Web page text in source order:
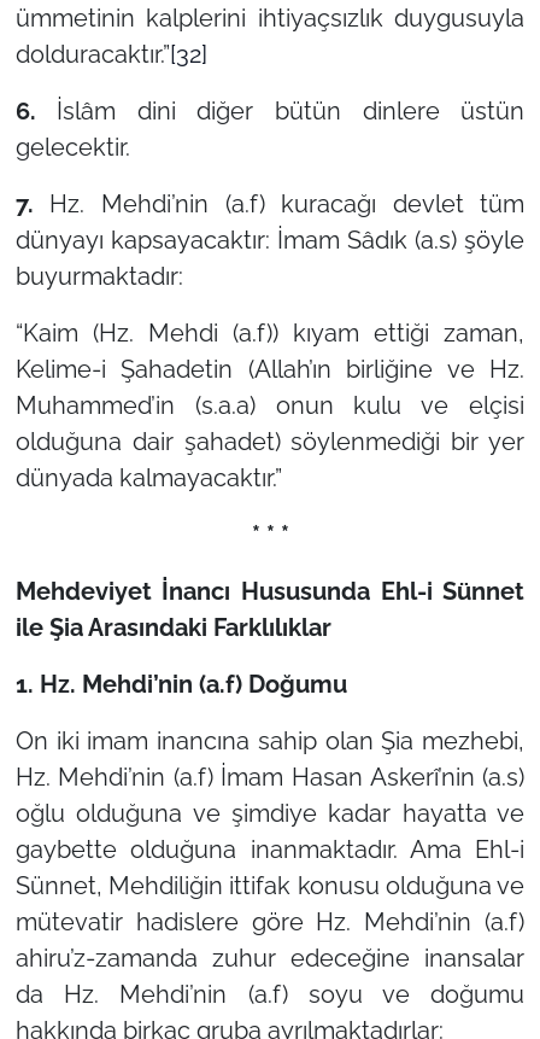
ümmetinin kalplerini ihtiyaçsızlık duygusuyla
dolduracaktır.”[32]
6. İslâm dini diğer bütün dinlere üstün
gelecektir.
7. Hz. Mehdi’nin (a.f) kuracağı devlet tüm
dünyayı kapsayacaktır: İmam Sâdık (a.s) şöyle
buyurmaktadır:
“Kaim (Hz. Mehdi (a.f)) kıyam ettiği zaman,
Kelime-i Şahadetin (Allah’ın birliğine ve Hz.
Muhammed’in (s.a.a) onun kulu ve elçisi
olduğuna dair şahadet) söylenmediği bir yer
dünyada kalmayacaktır.”
* * *
Mehdeviyet İnancı Hususunda Ehl-i Sünnet
ile Şia Arasındaki Farklılıklar
1. Hz. Mehdi’nin (a.f) Doğumu
On iki imam inancına sahip olan Şia mezhebi,
Hz. Mehdi’nin (a.f) İmam Hasan Askerî’nin (a.s)
oğlu olduğuna ve şimdiye kadar hayatta ve
gaybette olduğuna inanmaktadır. Ama Ehl-i
Sünnet, Mehdiliğin ittifak konusu olduğuna ve
mütevatir hadislere göre Hz. Mehdi’nin (a.f)
ahiru’z-zamanda zuhur edeceğine inansalar
da Hz. Mehdi’nin (a.f) soyu ve doğumu
hakkında birkaç gruba ayrılmaktadırlar: